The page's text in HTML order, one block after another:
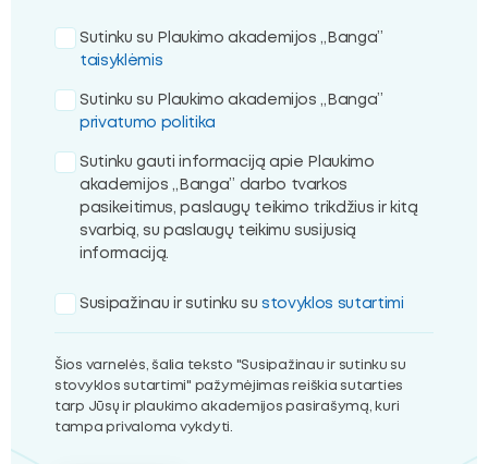
Sutinku su Plaukimo akademijos „Banga”
taisyklėmis
Sutinku su Plaukimo akademijos „Banga”
privatumo politika
Sutinku gauti informaciją apie Plaukimo
akademijos „Banga” darbo tvarkos
pasikeitimus, paslaugų teikimo trikdžius ir kitą
svarbią, su paslaugų teikimu susijusią
informaciją.
Susipažinau ir sutinku sustovyklos sutartimi
Šios varnelės, šalia teksto "Susipažinau ir sutinku su
stovyklos sutartimi" pažymėjimas reiškia sutarties
tarp Jūsų ir plaukimo akademijos pasirašymą, kuri
tampa privaloma vykdyti.